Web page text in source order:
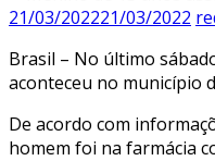
21/03/202221/03/2022
Brasil – No último
aconteceu no município
De acordo com
homem foi na farmácia